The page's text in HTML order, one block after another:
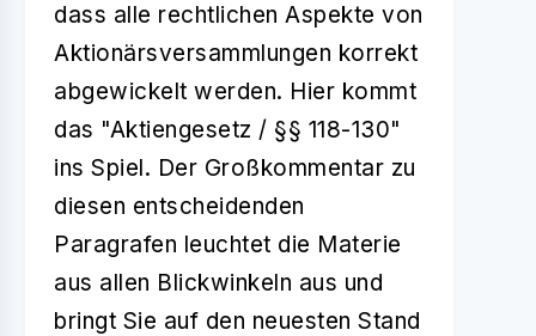
dass alle rechtlichen Aspekte von
Aktionärsversammlungen korrekt
abgewickelt werden. Hier kommt
das "Aktiengesetz / §§ 118-130"
ins Spiel. Der Großkommentar zu
diesen entscheidenden
Paragrafen leuchtet die Materie
aus allen Blickwinkeln aus und
bringt Sie auf den neuesten Stand